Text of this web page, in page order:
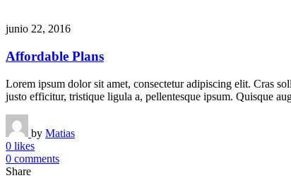
junio 22, 2016
Affordable Plans
Lorem ipsum dolor sit amet, consectetur adipiscing elit. Cras
justo efficitur, tristique ligula a, pellentesque ipsum. Quisque
by Matias
0 likes
0 comments
Share